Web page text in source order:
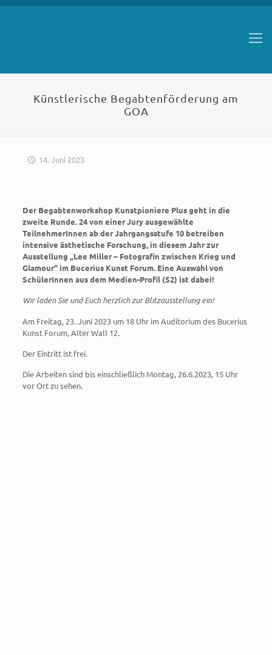
Künstlerische Begabtenförderung am
GOA
14. Juni 2023
Der Begabtenworkshop Kunstpioniere Plus geht in die
zweite Runde. 24 von einer Jury ausgewählte
TeilnehmerInnen ab der Jahrgangsstufe 10 betreiben
intensive ästhetische Forschung, in diesem Jahr zur
Ausstellung „Lee Miller – Fotografin zwischen Krieg und
Glamour“ im Bucerius Kunst Forum. Eine Auswahl von
SchülerInnen aus dem Medien-Profil (S2) ist dabei!
Wir laden Sie und Euch herzlich zur Blitzausstellung ein!
Am Freitag, 23. Juni 2023 um 18 Uhr im Auditorium des Bucerius
Kunst Forum, Alter Wall 12.
Der Eintritt ist frei.
Die Arbeiten sind bis einschließlich Montag, 26.6.2023, 15 Uhr
vor Ort zu sehen.